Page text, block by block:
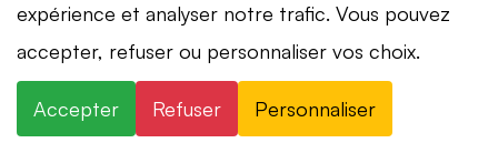
Vidéosurveillance à Mont-Tramelan
Installation de systèmes de vidéosurveillance à
{city} : caméras IP 4K, visionnage smartphone,
expérience et analyser notre trafic. Vous pouvez
accepter, refuser ou personnaliser vos choix.
Accepter Refuser Personnaliser